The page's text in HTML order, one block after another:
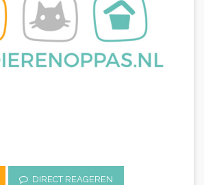
DIRECT REAGEREN